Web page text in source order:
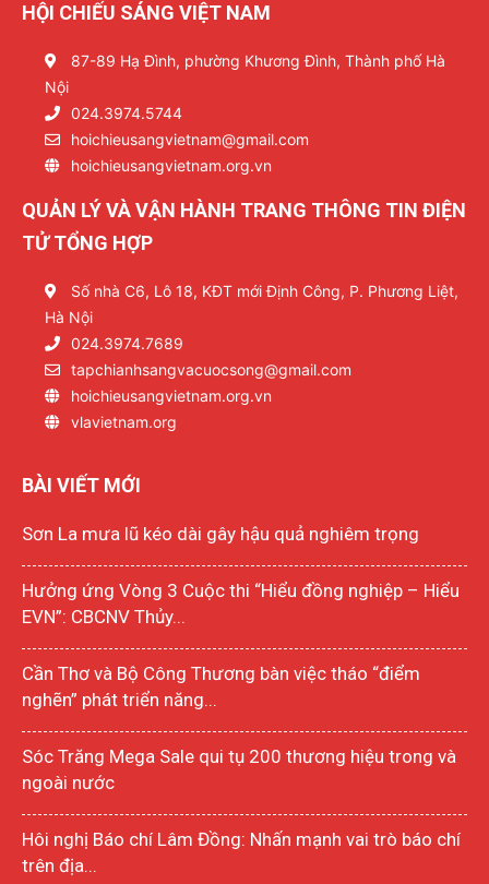
HỘI CHIẾU SÁNG VIỆT NAM
87-89 Hạ Đình, phường Khương Đình, Thành phố Hà
Nội
024.3974.5744
hoichieusangvietnam@gmail.com
hoichieusangvietnam.org.vn
QUẢN LÝ VÀ VẬN HÀNH TRANG THÔNG TIN ĐIỆN
TỬ TỔNG HỢP
Số nhà C6, Lô 18, KĐT mới Định Công, P. Phương Liệt,
Hà Nội
024.3974.7689
tapchianhsangvacuocsong@gmail.com
hoichieusangvietnam.org.vn
vlavietnam.org
BÀI VIẾT MỚI
Sơn La mưa lũ kéo dài gây hậu quả nghiêm trọng
Hưởng ứng Vòng 3 Cuộc thi “Hiểu đồng nghiệp – Hiểu
EVN”: CBCNV Thủy...
Cần Thơ và Bộ Công Thương bàn việc tháo “điểm
nghẽn” phát triển năng...
Sóc Trăng Mega Sale qui tụ 200 thương hiệu trong và
ngoài nước
Hôi nghị Báo chí Lâm Đồng: Nhấn mạnh vai trò báo chí
trên địa...